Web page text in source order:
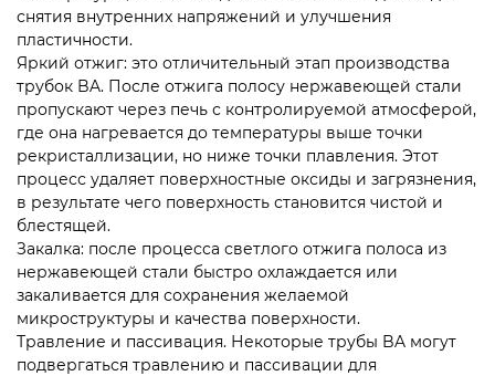
снятия внутренних напряжений и улучшения
пластичности.
Яркий отжиг: это отличительный этап производства
трубок BA. После отжига полосу нержавеющей стали
пропускают через печь с контролируемой атмосферой,
где она нагревается до температуры выше точки
рекристаллизации, но ниже точки плавления. Этот
процесс удаляет поверхностные оксиды и загрязнения,
в результате чего поверхность становится чистой и
блестящей.
Закалка: после процесса светлого отжига полоса из
нержавеющей стали быстро охлаждается или
закаливается для сохранения желаемой
микроструктуры и качества поверхности.
Травление и пассивация. Некоторые трубы BA могут
подвергаться травлению и пассивации для